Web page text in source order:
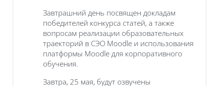
Завтрашний день посвящен докладам
победителей конкурса статей, а также
вопросам реализации образовательных
траекторий в СЭО Moodle и использования
платформы Moodle для корпоративного
обучения.
Завтра, 25 мая, будут озвучены